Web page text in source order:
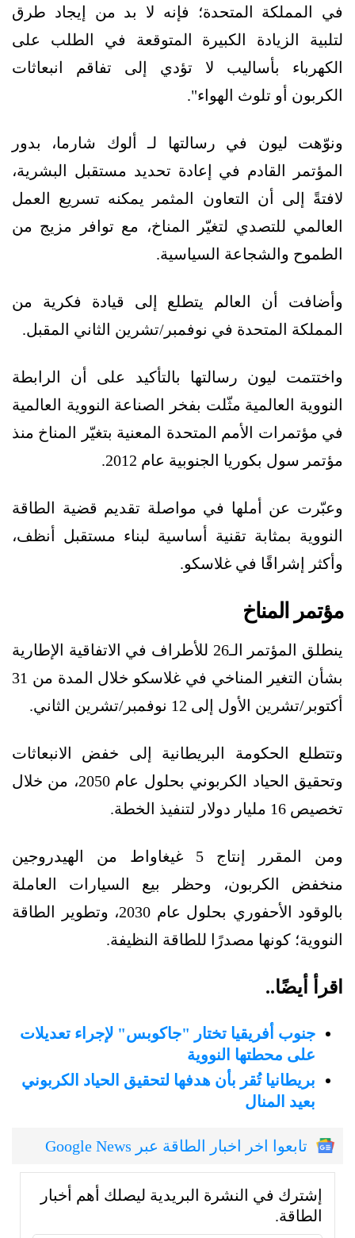
في المملكة المتحدة؛ فإنه لا بد من إيجاد طرق
لتلبية الزيادة الكبيرة المتوقعة في الطلب على
الكهرباء بأساليب لا تؤدي إلى تفاقم انبعاثات
الكربون أو تلوث الهواء".
ونوّهت ليون في رسالتها لـ ألوك شارما، بدور
المؤتمر القادم في إعادة تحديد مستقبل البشرية،
لافتةً إلى أن التعاون المثمر يمكنه تسريع العمل
العالمي للتصدي لتغيّر المناخ، مع توافر مزيج من
الطموح والشجاعة السياسية.
وأضافت أن العالم يتطلع إلى قيادة فكرية من
المملكة المتحدة في نوفمبر/تشرين الثاني المقبل.
واختتمت ليون رسالتها بالتأكيد على أن الرابطة
النووية العالمية مثّلت بفخر الصناعة النووية العالمية
في مؤتمرات الأمم المتحدة المعنية بتغيّر المناخ منذ
مؤتمر سول بكوريا الجنوبية عام 2012.
وعبّرت عن أملها في مواصلة تقديم قضية الطاقة
النووية بمثابة تقنية أساسية لبناء مستقبل أنظف،
وأكثر إشراقًا في غلاسكو.
مؤتمر المناخ
ينطلق المؤتمر الـ26 للأطراف في الاتفاقية الإطارية
بشأن التغير المناخي في غلاسكو خلال المدة من 31
أكتوبر/تشرين الأول إلى 12 نوفمبر/تشرين الثاني.
وتتطلع الحكومة البريطانية إلى خفض الانبعاثات
وتحقيق الحياد الكربوني بحلول عام 2050، من خلال
تخصيص 16 مليار دولار لتنفيذ الخطة.
ومن المقرر إنتاج 5 غيغاواط من الهيدروجين
منخفض الكربون، وحظر بيع السيارات العاملة
بالوقود الأحفوري بحلول عام 2030، وتطوير الطاقة
النووية؛ كونها مصدرًا للطاقة النظيفة.
اقرأ أيضًا..
جنوب أفريقيا تختار "جاكوبس" لإجراء تعديلات
على محطتها النووية
بريطانيا تُقر بأن هدفها لتحقيق الحياد الكربوني
بعيد المنال
تابعوا اخر اخبار الطاقة عبر Google News
إشترك في النشرة البريدية ليصلك أهم أخبار
الطاقة.